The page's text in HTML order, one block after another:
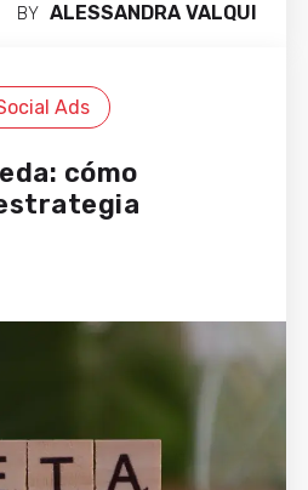
Vinyes
of Digital
Cyberclick ha sido
la selección de
colaboraciones con
Ahora, con los
UGC, hemos visto
BY ALESSANDRA VALQUI
Ads
cómo